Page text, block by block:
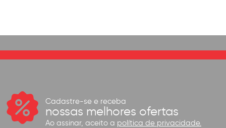
Cadastre-se e receba
nossas melhores ofertas
Ao assinar, aceito a política de privacidade.